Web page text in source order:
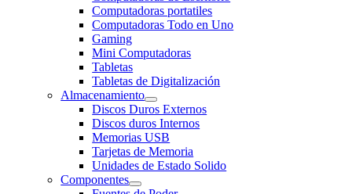
Computadoras portatiles
Computadoras Todo en Uno
Gaming
Mini Computadoras
Tabletas
Tabletas de Digitalización
Almacenamiento
Discos Duros Externos
Discos duros Internos
Memorias USB
Tarjetas de Memoria
Unidades de Estado Solido
Componentes